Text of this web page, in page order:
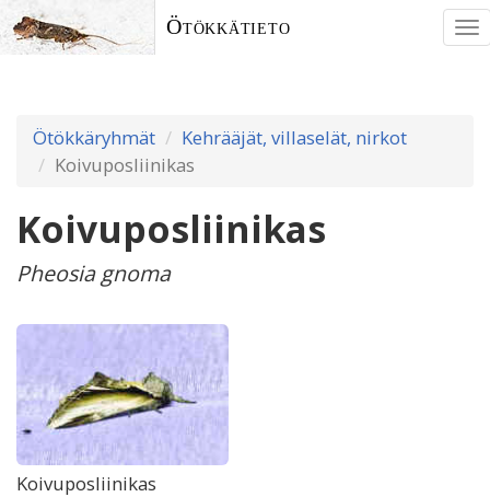
Ötökkätieto
Ötökkäryhmät
Kehrääjät, villaselät, nirkot
Koivuposliinikas
Koivuposliinikas
Pheosia gnoma
Koivuposliinikas